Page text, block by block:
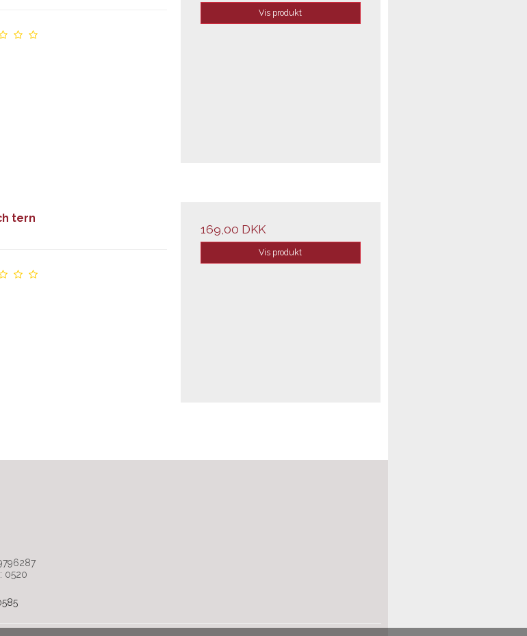
Vis produkt
tern
169,00 DKK
Vis produkt
0520